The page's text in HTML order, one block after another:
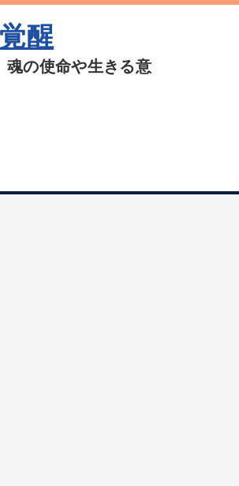
醒
魂の使命や生きる意